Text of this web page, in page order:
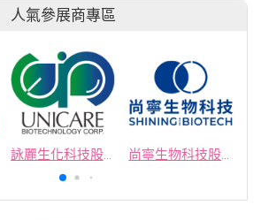
人氣參展商專區
詠麗生化科技股份有限公司 尚寧生物科技股份有限公司